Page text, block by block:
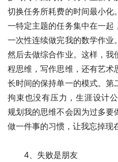
切换任务所耗费的时间最小
一特定主题的任务集中在一
一次性连续做完我的数学作业
然后去做综合作业。这样，我
程思维，写作思维，还有艺
长时间的保持单一的模式。
拘束也没有压力，生涯设计
规划我的思维不会因为过多要
做一件事的习惯，让我忘掉现
4、失败是朋友